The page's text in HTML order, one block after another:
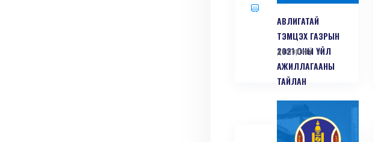
АВЛИГАТАЙ
ТЭМЦЭХ ГАЗРЫН
2021 ОНЫ ҮЙЛ
АЖИЛЛАГААНЫ
ТАЙЛАН
дэлгэрэнгүй